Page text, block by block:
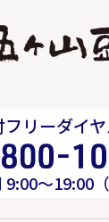
フリーダイ
～19:00